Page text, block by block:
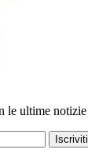
le ultime notizie
Iscriviti